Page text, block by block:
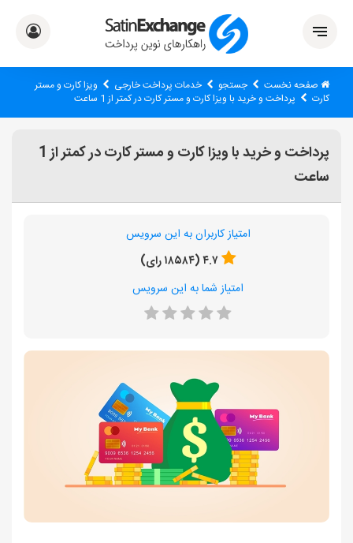
صفحه نخست جستجو خدمات پرداخت خارجی
ویزا کارت و مستر
کارت
پرداخت و خرید با ویزا کارت و مستر کارت در کمتر از 1 ساعت
پرداخت و خرید با ویزا کارت و مستر کارت در کمتر از 1
ساعت
امتیاز کاربران به این سرویس
۴.۷ (۱۸۵۸۴ رای)
امتیاز شما به این سرویس